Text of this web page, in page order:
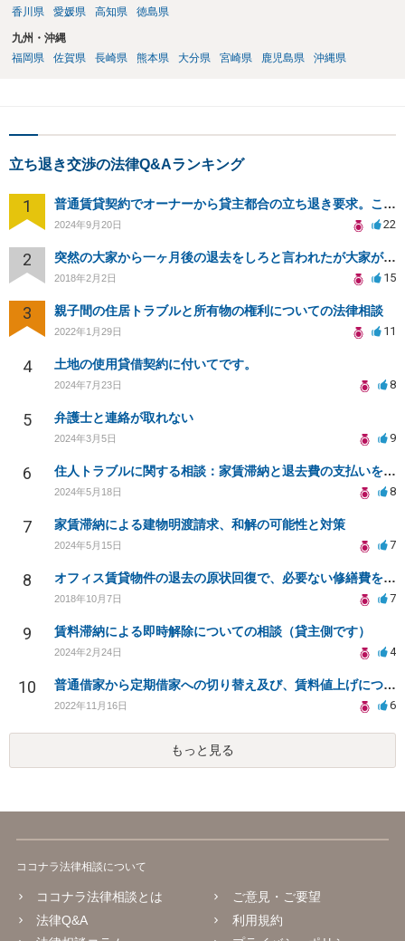
香川県
愛媛県 高知県 徳島県
九州・沖縄
福岡県
佐賀県 長崎県 熊本県 大分県 宮崎県 鹿児島県 沖縄県
立ち退き交渉の法律Q&Aランキング
1 普通賃貸契約でオーナーから貸主都合の立ち退き要求。このまま住み続けるには？
2024年9月20日 22
2 突然の大家から一ヶ月後の退去をしろと言われたが大家が損害請求に応じない
2018年2月2日 15
3 親子間の住居トラブルと所有物の権利についての法律相談
2022年1月29日 11
4 土地の使用貸借契約に付いてです。
2024年7月23日 8
5 弁護士と連絡が取れない
2024年3月5日 9
6 住人トラブルに関する相談：家賃滞納と退去費の支払いを拒否され、管理鍵の横領も発生
2024年5月18日 8
7 家賃滞納による建物明渡請求、和解の可能性と対策
2024年5月15日 7
8 オフィス賃貸物件の退去の原状回復で、必要ない修繕費を請求されている
2018年10月7日 7
9 賃料滞納による即時解除についての相談（貸主側です）
2024年2月24日 4
10 普通借家から定期借家への切り替え及び、賃料値上げについて
2022年11月16日 6
もっと見る
ココナラ法律相談について
ココナラ法律相談とは
法律Q&A
ご意見・ご要望
利用規約